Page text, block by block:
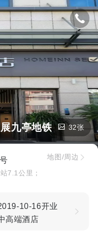
展九亭地铁站店32张
7.1公里；
地图/周边
10-16开业
高端酒店